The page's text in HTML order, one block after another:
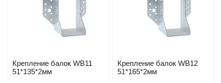
Крепление балок WB11
51*135*2мм
Крепление балок WB12
51*165*2мм